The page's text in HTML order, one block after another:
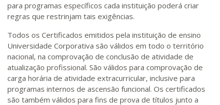
para programas específicos cada instituição poderá criar
regras que restrinjam tais exigências.
Todos os Certificados emitidos pela instituição de ensino
Universidade Corporativa são válidos em todo o território
nacional, na comprovação de conclusão de atividade de
atualização profissional. São válidos para comprovação de
carga horária de atividade extracurricular, inclusive para
programas internos de ascensão funcional. Os certificados
são também válidos para fins de prova de títulos junto a